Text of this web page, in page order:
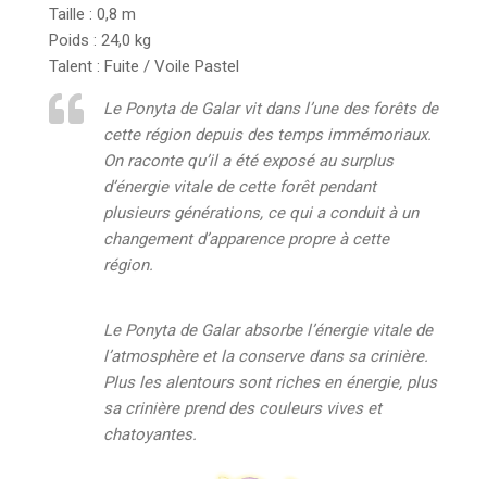
Taille : 0,8 m
Poids : 24,0 kg
Talent : Fuite / Voile Pastel
Le Ponyta de Galar vit dans l’une des forêts de
cette région depuis des temps immémoriaux.
On raconte qu’il a été exposé au surplus
d’énergie vitale de cette forêt pendant
plusieurs générations, ce qui a conduit à un
changement d’apparence propre à cette
région.
Le Ponyta de Galar absorbe l’énergie vitale de
l’atmosphère et la conserve dans sa crinière.
Plus les alentours sont riches en énergie, plus
sa crinière prend des couleurs vives et
chatoyantes.